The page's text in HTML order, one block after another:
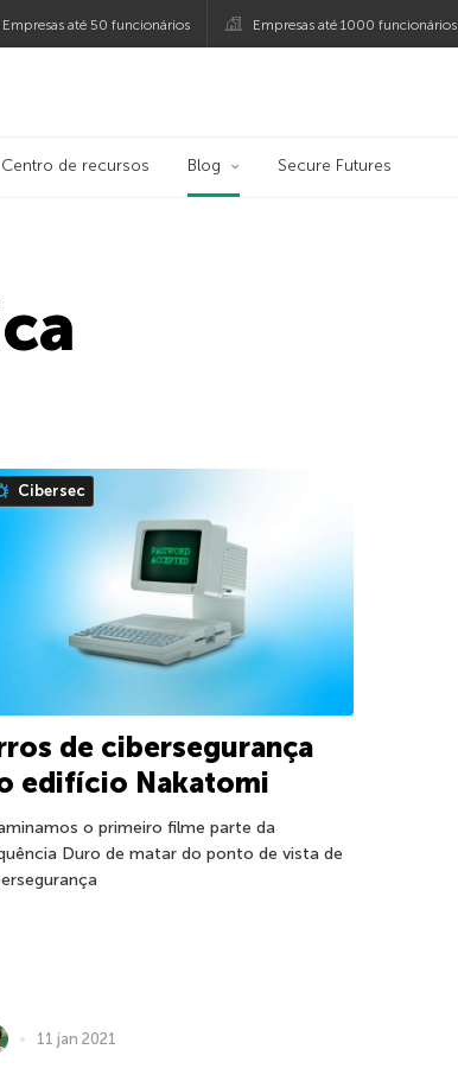
Empresas até 50 funcionários Empresas até 1000 funcionários
Centro de recursos Blog Secure Futures
Cibersec
de cibersegurança
edifício Nakatomi
o primeiro filme parte da
Duro de matar do ponto de vista de
11 jan 2021